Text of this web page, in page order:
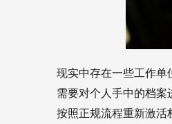
现实中存在一些工作单
需要对个人手中的档案
按照正规流程重新激活